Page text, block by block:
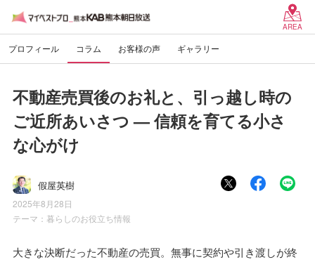
AREA
プロフィール コラム お客様の声 ギャラリー
不動産売買後のお礼と、引っ越し時の
ご近所あいさつ — 信頼を育てる小さ
な心がけ
假屋英樹
2025年8月28日
テーマ： 暮らしのお役立ち情報
大きな決断だった不動産の売買。無事に契約や引き渡しが終